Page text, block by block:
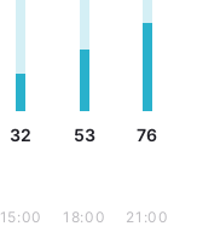
32 53 76
15:00 18:00 21:00